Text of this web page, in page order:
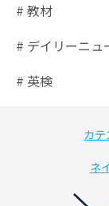
# 教材
# デイリーニュ
# 英検
カ
ネ